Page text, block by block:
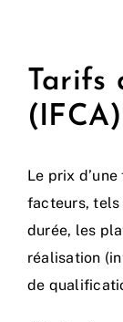
Tarifs
(IFCA)
Le prix
facteurs, tels
durée, les
réalisation
de